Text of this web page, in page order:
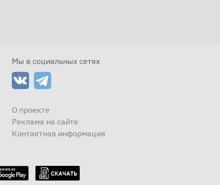
Мы в социальных сетях
О проекте
Реклама на сайте
Контактная информация